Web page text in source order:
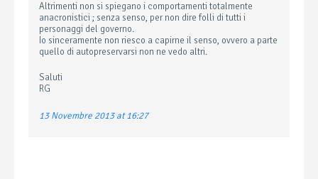
Altrimenti non si spiegano i comportamenti totalmente
anacronistici ; senza senso, per non dire folli di tutti i
personaggi del governo.
Io sinceramente non riesco a capirne il senso, ovvero a parte
quello di autopreservarsi non ne vedo altri.
Saluti
RG
13 Novembre 2013 at 16:27